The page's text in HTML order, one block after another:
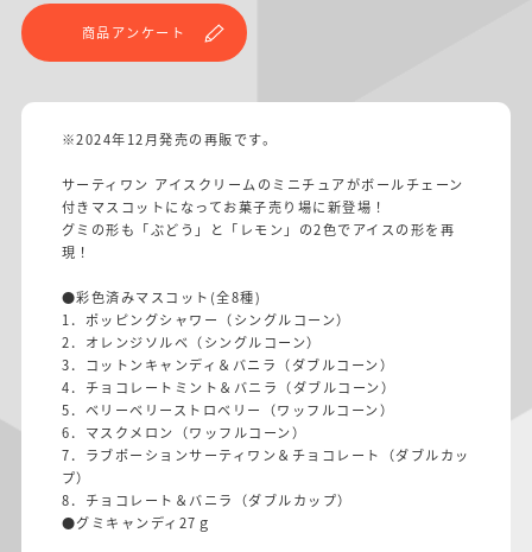
商品アンケート
※2024年12月発売の再販です。
サーティワン アイスクリームのミニチュアがボールチェーン
付きマスコットになってお菓子売り場に新登場！
グミの形も「ぶどう」と「レモン」の2色でアイスの形を再
現！
●彩色済みマスコット(全8種)
1．ポッピングシャワー（シングルコーン）
2．オレンジソルベ（シングルコーン）
3．コットンキャンディ＆バニラ（ダブルコーン）
4．チョコレートミント＆バニラ（ダブルコーン）
5．ベリーベリーストロベリー（ワッフルコーン）
6．マスクメロン（ワッフルコーン）
7．ラブポーションサーティワン＆チョコレート（ダブルカッ
プ）
8．チョコレート＆バニラ（ダブルカップ）
●グミキャンディ27ｇ